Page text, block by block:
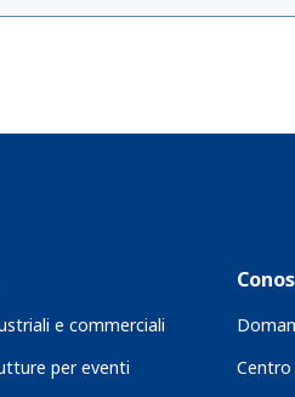
e commerciali
per eventi